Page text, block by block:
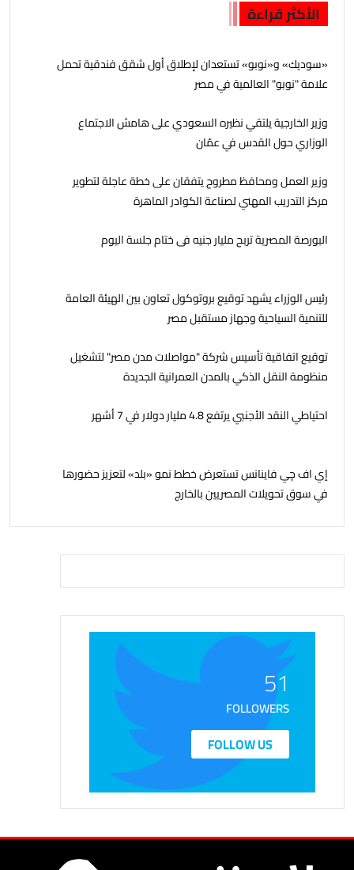
الأكثر قراءة
«سوديك» و«نوبو» تستعدان لإطلاق أول شقق فندقية تحمل
علامة "نوبو" العالمية في مصر
وزير الخارجية يلتقي نظيره السعودي على هامش الاجتماع
الوزاري حول القدس في عمّان
وزير العمل ومحافظ مطروح يتفقان على خطة عاجلة لتطوير
مركز التدريب المهني لصناعة الكوادر الماهرة
البورصة المصرية تربح مليار جنيه فى ختام جلسة اليوم
رئيس الوزراء يشهد توقيع بروتوكول تعاون بين الهيئة العامة
للتنمية السياحية وجهاز مستقبل مصر
توقيع اتفاقية تأسيس شركة "مواصلات مدن مصر" لتشغيل
منظومة النقل الذكي بالمدن العمرانية الجديدة
احتياطي النقد الأجنبي يرتفع 4.8 مليار دولار في 7 أشهر
إي اف چي فاينانس تستعرض خطط نمو «بلد» لتعزيز حضورها
في سوق تحويلات المصريين بالخارج
51
FOLLOWERS
FOLLOW US